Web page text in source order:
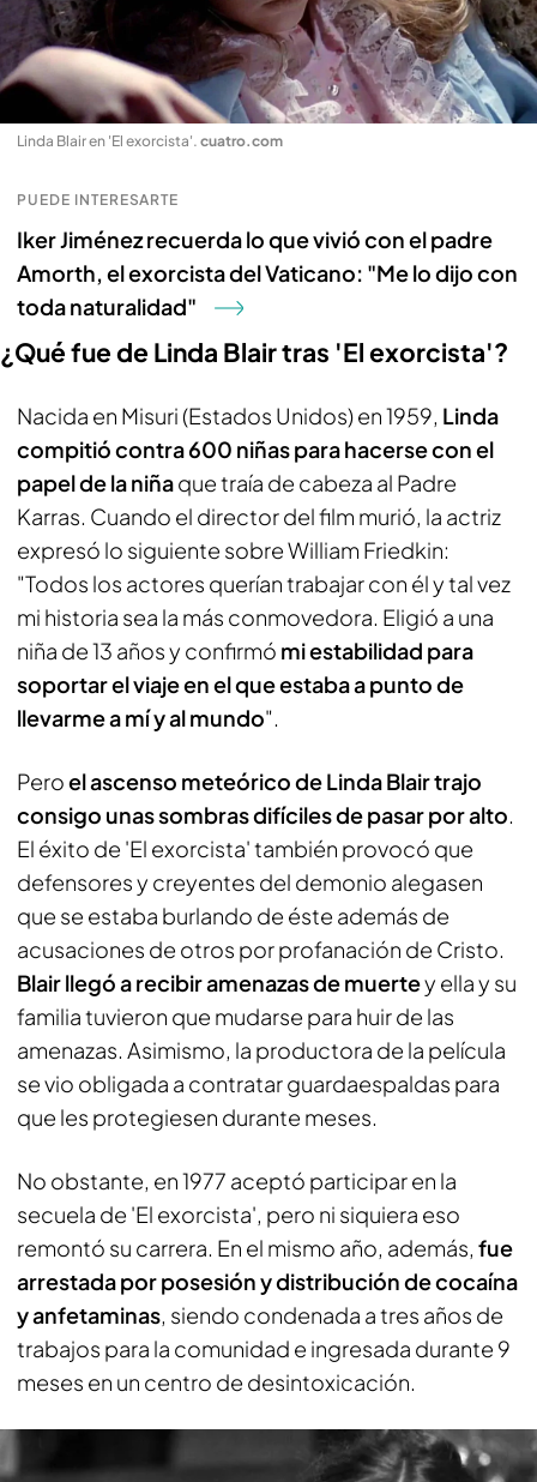
Linda Blair en 'El exorcista'. cuatro.com
PUEDE INTERESARTE
Iker Jiménez recuerda lo que vivió con el padre
Amorth, el exorcista del Vaticano: "Me lo dijo con
toda naturalidad"
¿Qué fue de Linda Blair tras 'El exorcista'?
Nacida en Misuri (Estados Unidos) en 1959, Linda
compitió contra 600 niñas para hacerse con el
papel de la niñaque traía de cabeza al Padre
Karras. Cuando el director del film murió, la actriz
expresó lo siguiente sobre William Friedkin:
"Todos los actores querían trabajar con él y tal vez
mi historia sea la más conmovedora. Eligió a una
niña de 13 años y confirmó mi estabilidad para
soportar el viaje en el que estaba a punto de
llevarme a mí y al mundo".
Peroel ascenso meteórico de Linda Blair trajo
consigo unas sombras difíciles de pasar por alto.
El éxito de 'El exorcista' también provocó que
defensores y creyentes del demonio alegasen
que se estaba burlando de éste además de
acusaciones de otros por profanación de Cristo.
Blair llegó a recibir amenazas de muertey ella y su
familia tuvieron que mudarse para huir de las
amenazas. Asimismo, la productora de la película
se vio obligada a contratar guardaespaldas para
que les protegiesen durante meses.
No obstante, en 1977 aceptó participar en la
secuela de 'El exorcista', pero ni siquiera eso
remontó su carrera. En el mismo año, además, fue
arrestada por posesión y distribución de cocaína
y anfetaminas, siendo condenada a tres años de
trabajos para la comunidad e ingresada durante 9
meses en un centro de desintoxicación.